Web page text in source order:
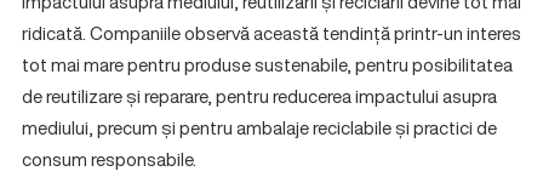
ridicată. Companiile observă această tendință printr-un interes
tot mai mare pentru produse sustenabile, pentru posibilitatea
de reutilizare și reparare, pentru reducerea impactului asupra
mediului, precum și pentru ambalaje reciclabile și practici de
consum responsabile.